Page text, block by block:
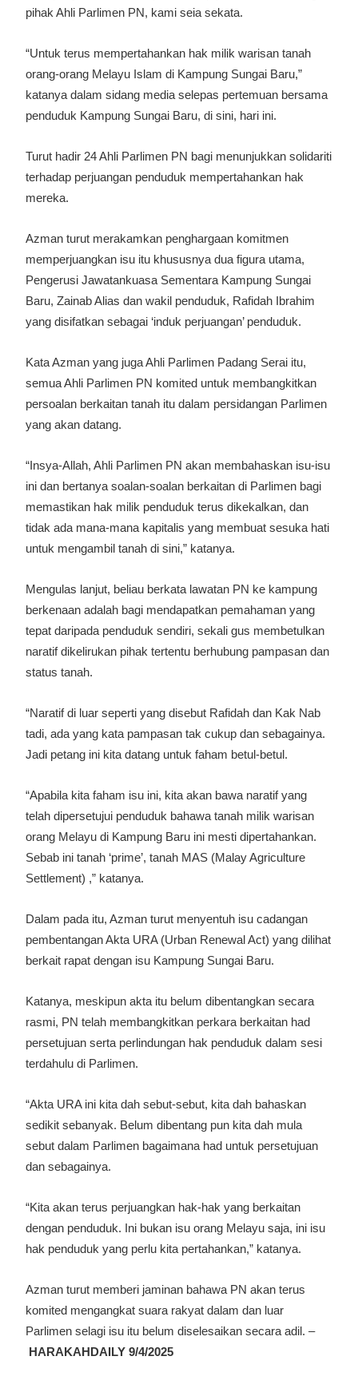
pihak Ahli Parlimen PN, kami seia sekata.
“Untuk terus mempertahankan hak milik warisan tanah
orang-orang Melayu Islam di Kampung Sungai Baru,”
katanya dalam sidang media selepas pertemuan bersama
penduduk Kampung Sungai Baru, di sini, hari ini.
Turut hadir 24 Ahli Parlimen PN bagi menunjukkan solidariti
terhadap perjuangan penduduk mempertahankan hak
mereka.
Azman turut merakamkan penghargaan komitmen
memperjuangkan isu itu khususnya dua figura utama,
Pengerusi Jawatankuasa Sementara Kampung Sungai
Baru, Zainab Alias dan wakil penduduk, Rafidah Ibrahim
yang disifatkan sebagai ‘induk perjuangan’ penduduk.
Kata Azman yang juga Ahli Parlimen Padang Serai itu,
semua Ahli Parlimen PN komited untuk membangkitkan
persoalan berkaitan tanah itu dalam persidangan Parlimen
yang akan datang.
“Insya-Allah, Ahli Parlimen PN akan membahaskan isu-isu
ini dan bertanya soalan-soalan berkaitan di Parlimen bagi
memastikan hak milik penduduk terus dikekalkan, dan
tidak ada mana-mana kapitalis yang membuat sesuka hati
untuk mengambil tanah di sini,” katanya.
Mengulas lanjut, beliau berkata lawatan PN ke kampung
berkenaan adalah bagi mendapatkan pemahaman yang
tepat daripada penduduk sendiri, sekali gus membetulkan
naratif dikelirukan pihak tertentu berhubung pampasan dan
status tanah.
“Naratif di luar seperti yang disebut Rafidah dan Kak Nab
tadi, ada yang kata pampasan tak cukup dan sebagainya.
Jadi petang ini kita datang untuk faham betul-betul.
“Apabila kita faham isu ini, kita akan bawa naratif yang
telah dipersetujui penduduk bahawa tanah milik warisan
orang Melayu di Kampung Baru ini mesti dipertahankan.
Sebab ini tanah ‘prime’, tanah MAS (Malay Agriculture
Settlement) ,” katanya.
Dalam pada itu, Azman turut menyentuh isu cadangan
pembentangan Akta URA (Urban Renewal Act) yang dilihat
berkait rapat dengan isu Kampung Sungai Baru.
Katanya, meskipun akta itu belum dibentangkan secara
rasmi, PN telah membangkitkan perkara berkaitan had
persetujuan serta perlindungan hak penduduk dalam sesi
terdahulu di Parlimen.
“Akta URA ini kita dah sebut-sebut, kita dah bahaskan
sedikit sebanyak. Belum dibentang pun kita dah mula
sebut dalam Parlimen bagaimana had untuk persetujuan
dan sebagainya.
“Kita akan terus perjuangkan hak-hak yang berkaitan
dengan penduduk. Ini bukan isu orang Melayu saja, ini isu
hak penduduk yang perlu kita pertahankan,” katanya.
Azman turut memberi jaminan bahawa PN akan terus
komited mengangkat suara rakyat dalam dan luar
Parlimen selagi isu itu belum diselesaikan secara adil. –
HARAKAHDAILY 9/4/2025